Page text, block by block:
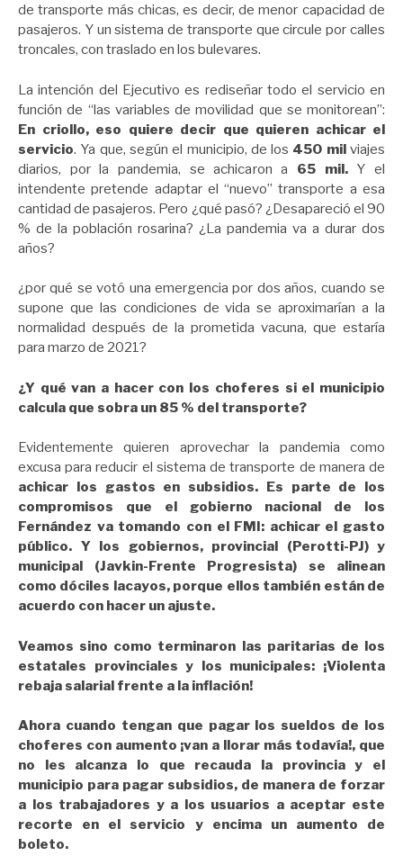
de transporte más chicas, es decir, de menor capacidad de
pasajeros. Y un sistema de transporte que circule por calles
troncales, con traslado en los bulevares.
La intención del Ejecutivo es rediseñar todo el servicio en
función de “las variables de movilidad que se monitorean”:
En criollo, eso quiere decir que quieren achicar el
servicio. Ya que, según el municipio, de los 450 milviajes
diarios, por la pandemia, se achicaron a 65 mil.Y el
intendente pretende adaptar el “nuevo” transporte a esa
cantidad de pasajeros. Pero ¿qué pasó? ¿Desapareció el 90
% de la población rosarina? ¿La pandemia va a durar dos
años?
¿por qué se votó una emergencia por dos años, cuando se
supone que las condiciones de vida se aproximarían a la
normalidad después de la prometida vacuna, que estaría
para marzo de 2021?
¿Y qué van a hacer con los choferes si el municipio
calcula que sobra un 85 % del transporte?
Evidentemente quieren aprovechar la pandemia como
excusa para reducir el sistema de transporte de manera de
achicar los gastos en subsidios. Es parte de los
compromisos que el gobierno nacional de los
Fernández va tomando con el FMI: achicar el gasto
público. Y los gobiernos, provincial (Perotti-PJ) y
municipal (Javkin-Frente Progresista) se alinean
como dóciles lacayos, porque ellos también están de
acuerdo con hacer un ajuste.
Veamos sino como terminaron las paritarias de los
estatales provinciales y los municipales: ¡Violenta
rebaja salarial frente a la inflación!
Ahora cuando tengan que pagar los sueldos de los
choferes con aumento ¡van a llorar más todavía!, que
no les alcanza lo que recauda la provincia y el
municipio para pagar subsidios, de manera de forzar
a los trabajadores y a los usuarios a aceptar este
recorte en el servicio y encima un aumento de
boleto.